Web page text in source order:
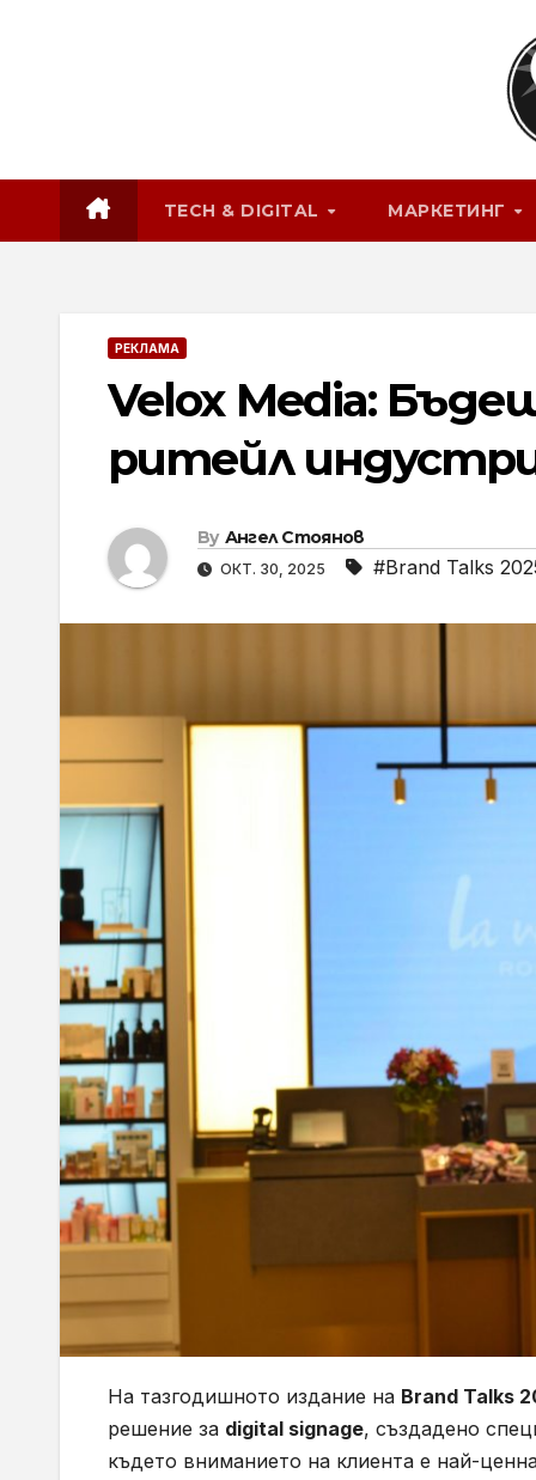
TECH & DIGITAL МАРКЕТИНГ
РЕКЛАМА
Velox Media:
ритейл
By Ангел Стоянов
ОКТ. 30, 2025 #Brand Talks
На тазгодишното издание на Brand Talks
решение за digital signage, създадено
където вниманието на клиента е най-